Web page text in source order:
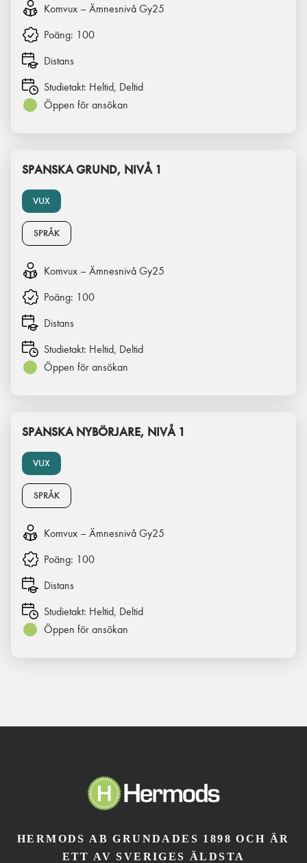
Komvux – Ämnesnivå Gy25
Poäng: 100
Distans
Studietakt: Heltid, Deltid
Öppen för ansökan
VUX
SPANSKA GRUND, NIVÅ 1
SPRÅK
Komvux – Ämnesnivå Gy25
Poäng: 100
Distans
Studietakt: Heltid, Deltid
Öppen för ansökan
VUX
SPANSKA NYBÖRJARE, NIVÅ 1
SPRÅK
Komvux – Ämnesnivå Gy25
Poäng: 100
Distans
Studietakt: Heltid, Deltid
Öppen för ansökan
HERMODS AB GRUNDADES 1898 OCH ÄR
ETT AV SVERIGES ÄLDSTA